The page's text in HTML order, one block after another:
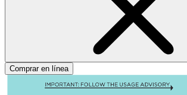
Comprar en línea